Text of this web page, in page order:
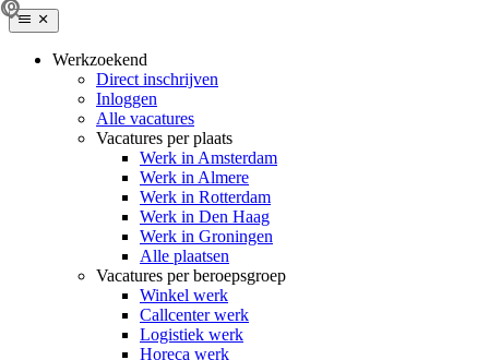
Werkzoekend
Direct inschrijven
Inloggen
Alle vacatures
Vacatures per plaats
Werk in Amsterdam
Werk in Almere
Werk in Rotterdam
Werk in Den Haag
Werk in Groningen
Alle plaatsen
Vacatures per beroepsgroep
Winkel werk
Callcenter werk
Logistiek werk
Horeca werk